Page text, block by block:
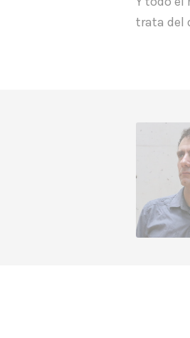
trata del